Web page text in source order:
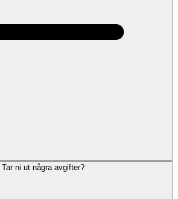
Tar ni ut några avgifter?